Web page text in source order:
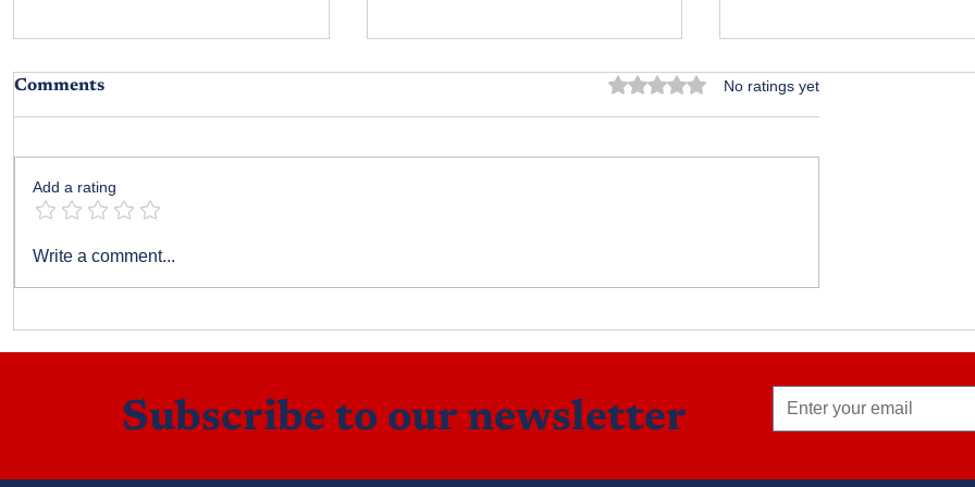
కల్పతరువు - పార్ట్ 14
నా డైరీ
Comments Rated 0 out of 5 stars.
No ratings yet
Add a rating
Write a comment...
Subscribe to our newsletter